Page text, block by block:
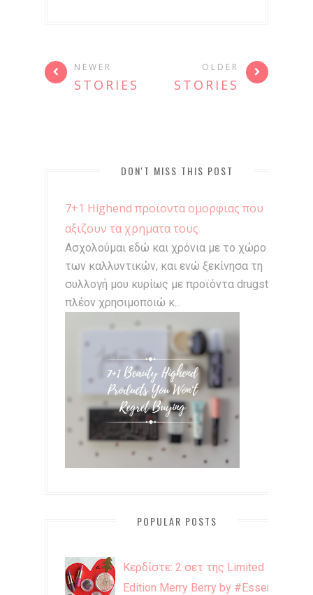
NEWER
STORIES
OLDER
STORIES
DON'T MISS THIS POST
7+1 Highend προϊοντα ομορφιας που
αξιζουν τα χρηματα τους
Ασχολούμαι εδώ και χρόνια με το χώρο
των καλλυντικών, και ενώ ξεκίνησα τη
συλλογή μου κυρίως με προϊόντα drugstore,
πλέον χρησιμοποιώ κ...
POPULAR POSTS
Κερδίστε: 2 σετ της Limited
Edition Merry Berry by #Essence